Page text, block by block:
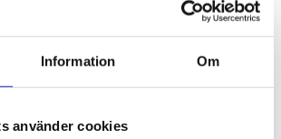
Information Om
använder cookies